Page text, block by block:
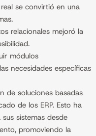
se convirtió en una
relacionales mejoró la
módulos
necesidades específicas
de soluciones basadas
de los ERP. Esto ha
sistemas desde
promoviendo la